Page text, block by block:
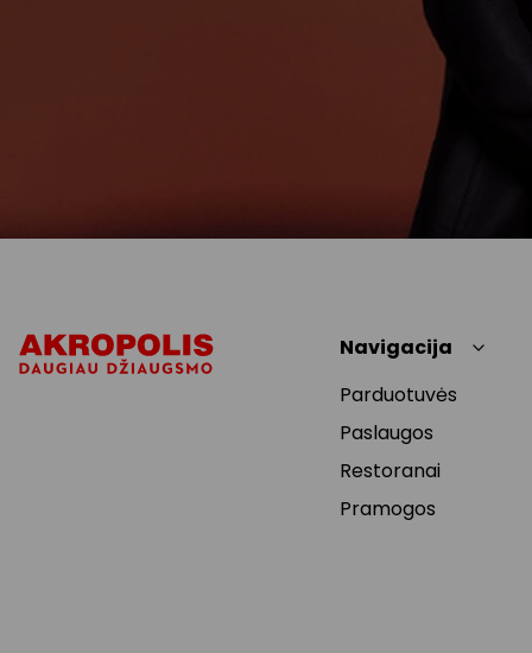
Navigacija
Parduotuvės
Paslaugos
Restoranai
Pramogos